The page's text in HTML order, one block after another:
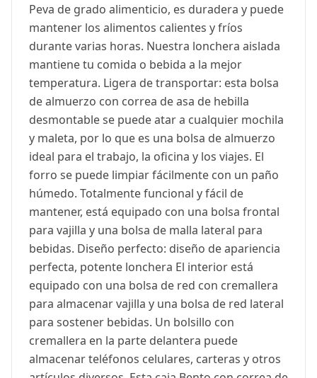
Peva de grado alimenticio, es duradera y puede
mantener los alimentos calientes y fríos
durante varias horas. Nuestra lonchera aislada
mantiene tu comida o bebida a la mejor
temperatura. Ligera de transportar: esta bolsa
de almuerzo con correa de asa de hebilla
desmontable se puede atar a cualquier mochila
y maleta, por lo que es una bolsa de almuerzo
ideal para el trabajo, la oficina y los viajes. El
forro se puede limpiar fácilmente con un paño
húmedo. Totalmente funcional y fácil de
mantener, está equipado con una bolsa frontal
para vajilla y una bolsa de malla lateral para
bebidas. Diseño perfecto: diseño de apariencia
perfecta, potente lonchera El interior está
equipado con una bolsa de red con cremallera
para almacenar vajilla y una bolsa de red lateral
para sostener bebidas. Un bolsillo con
cremallera en la parte delantera puede
almacenar teléfonos celulares, carteras y otros